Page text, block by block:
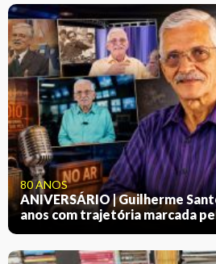
80 ANOS
ANIVERSÁRIO | Guilherme
anos com trajetória marcada